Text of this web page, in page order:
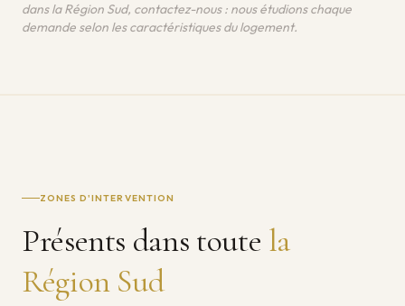
dans la Région Sud, contactez-nous : nous étudions chaque
demande selon les caractéristiques du logement.
ZONES D'INTERVENTION
Présents dans toute la
Région Sud